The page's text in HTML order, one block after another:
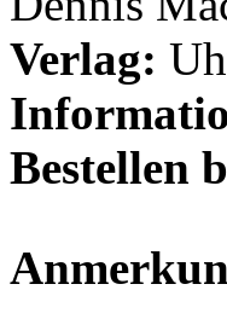
Verlag:
Bestellen